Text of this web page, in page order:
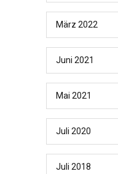
März 2022
Juni 2021
Mai 2021
Juli 2020
Juli 2018